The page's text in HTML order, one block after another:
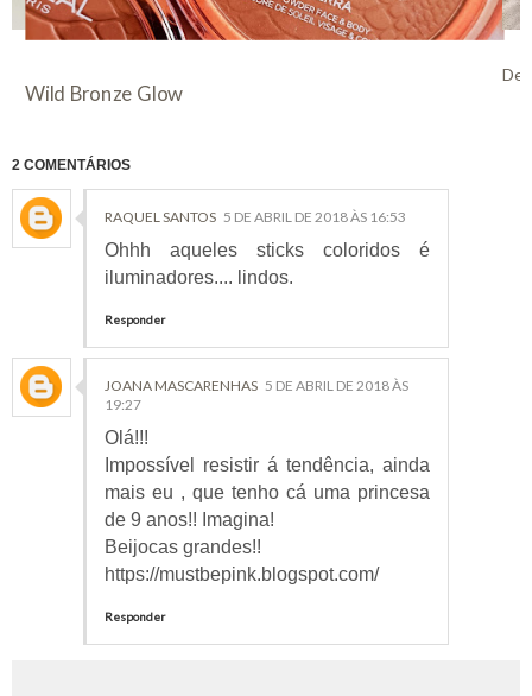
Wild Bronze Glow
2 COMENTÁRIOS
RAQUEL SANTOS 5 DE ABRIL DE 2018 ÀS 16:53
Ohhh aqueles sticks coloridos é
iluminadores.... lindos.
Responder
JOANA MASCARENHAS 5 DE ABRIL DE 2018 ÀS
19:27
Olá!!!
Impossível resistir á tendência, ainda
mais eu , que tenho cá uma princesa
de 9 anos!! Imagina!
Beijocas grandes!!
https://mustbepink.blogspot.com/
Responder